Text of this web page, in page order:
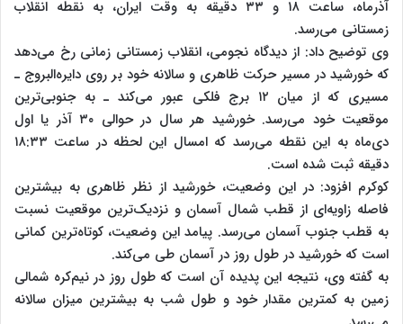
آذرماه، ساعت ۱۸ و ۳۳ دقیقه به وقت ایران، به نقطه انقلاب
زمستانی می‌رسد.
وی توضیح داد: از دیدگاه نجومی، انقلاب زمستانی زمانی رخ می‌دهد
که خورشید در مسیر حرکت ظاهری و سالانه خود بر روی دایره‌البروج ـ
مسیری که از میان ۱۲ برج فلکی عبور می‌کند ـ به جنوبی‌ترین
موقعیت خود می‌رسد. خورشید هر سال در حوالی ۳۰ آذر یا اول
دی‌ماه به این نقطه می‌رسد که امسال این لحظه در ساعت ۱۸:۳۳
دقیقه ثبت شده است.
کوکرم افزود: در این وضعیت، خورشید از نظر ظاهری به بیشترین
فاصله زاویه‌ای از قطب شمال آسمان و نزدیک‌ترین موقعیت نسبت
به قطب جنوب آسمان می‌رسد. پیامد این وضعیت، کوتاه‌ترین کمانی
است که خورشید در طول روز در آسمان طی می‌کند.
به گفته وی، نتیجه این پدیده آن است که طول روز در نیم‌کره شمالی
زمین به کمترین مقدار خود و طول شب به بیشترین میزان سالانه